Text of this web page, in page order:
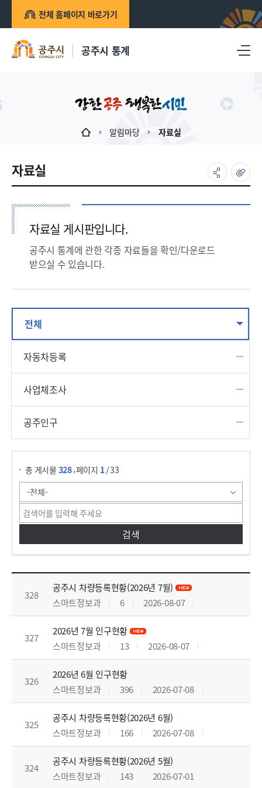
전체 홈페이지 바로가기
공주시 통계
알림마당 자료실
자료실
자료실 게시판입니다.
공주시 통계에 관한 각종 자료들을 확인/다운로드
받으실 수 있습니다.
전체
자동차등록
사업체조사
공주인구
게시물 검색
총 게시물328,페이지 1/ 33
자료실 목록으로 번호, 제목, 작성자, 조회수,등록일, 첨부파일로 나열 되고 있습니다.
328
공주시 차량등록현황(2026년 7월)
스마트정보과
6 2026-08-07
327
2026년 7월 인구현황
스마트정보과
13 2026-08-07
326
2026년 6월 인구현황
스마트정보과
396 2026-07-08
325
공주시 차량등록현황(2026년 6월)
스마트정보과
166 2026-07-08
324
공주시 차량등록현황(2026년 5월)
스마트정보과
143 2026-07-01